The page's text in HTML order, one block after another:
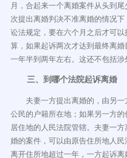
月，合起来一个离婚案件从头到
次提出离婚判决不准离婚的情况
讼法规定，要在六个月之后才可
算，如果起诉两次才达到最终离
一年半到两年左右。这还不包括涉
三、到哪个法院起诉离婚
夫妻一方提出离婚的，由另一
公民的户籍所在地；如果另一方
居住地的人民法院管辖。夫妻一
婚的案件，可以由原告住所地人
离开住所地超过一年，一方起诉